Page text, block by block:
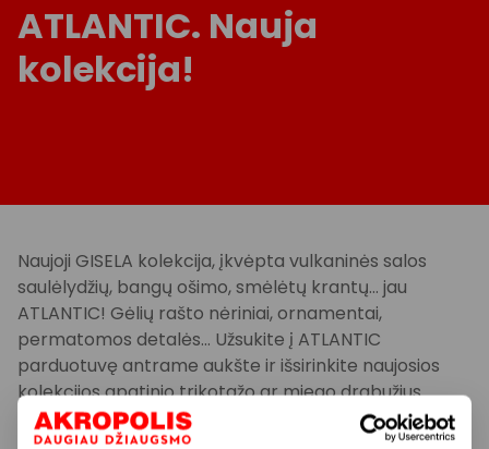
ATLANTIC. Nauja
kolekcija!
Naujoji GISELA kolekcija, įkvėpta vulkaninės salos
saulėlydžių, bangų ošimo, smėlėtų krantų… jau
ATLANTIC! Gėlių rašto nėriniai, ornamentai,
permatomos detalės… Užsukite į ATLANTIC
parduotuvę antrame aukšte ir išsirinkite naujosios
kolekcijos apatinio trikotažo ar miego drabužius.
Leiskite ramiam salos gyvenimui Jus įkvėpti.